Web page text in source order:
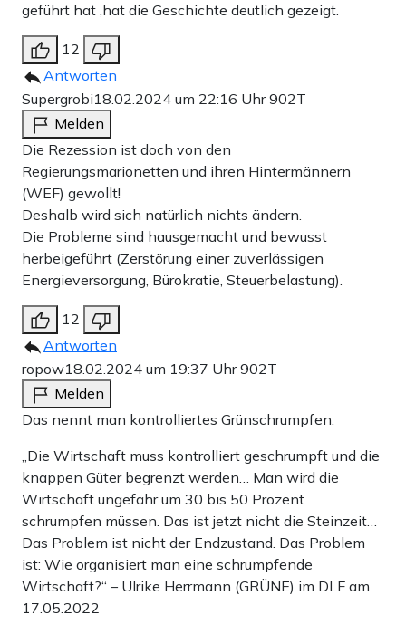
geführt hat ,hat die Geschichte deutlich gezeigt.
12
Antworten
Supergrobi18.02.2024 um 22:16 Uhr902T
Melden
Die Rezession ist doch von den
Regierungsmarionetten und ihren Hintermännern
(WEF) gewollt!
Deshalb wird sich natürlich nichts ändern.
Die Probleme sind hausgemacht und bewusst
herbeigeführt (Zerstörung einer zuverlässigen
Energieversorgung, Bürokratie, Steuerbelastung).
12
Antworten
ropow18.02.2024 um 19:37 Uhr902T
Melden
Das nennt man kontrolliertes Grünschrumpfen:
„Die Wirtschaft muss kontrolliert geschrumpft und die
knappen Güter begrenzt werden… Man wird die
Wirtschaft ungefähr um 30 bis 50 Prozent
schrumpfen müssen. Das ist jetzt nicht die Steinzeit…
Das Problem ist nicht der Endzustand. Das Problem
ist: Wie organisiert man eine schrumpfende
Wirtschaft?“ – Ulrike Herrmann (GRÜNE) im DLF am
17.05.2022